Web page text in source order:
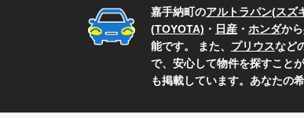
嘉手納町のアルトラパン(スズ
(TOYOTA) ・ 日産 ・ ホンダから
能です。 また、 プリウスなど
で、安心して物件を探すこと
も掲載しています。あなたの